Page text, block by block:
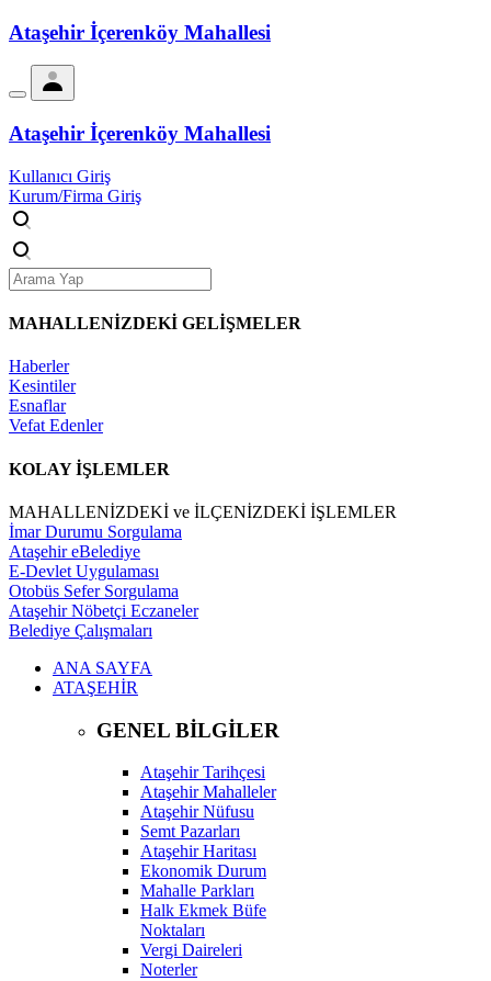
Ataşehir İçerenköy Mahallesi
Ataşehir İçerenköy Mahallesi
Kullanıcı Giriş
Kurum/Firma Giriş
MAHALLENİZDEKİ GELİŞMELER
Haberler
Kesintiler
Esnaflar
Vefat Edenler
KOLAY İŞLEMLER
MAHALLENİZDEKİ ve İLÇENİZDEKİ İŞLEMLER
İmar Durumu Sorgulama
Ataşehir eBelediye
E-Devlet Uygulaması
Otobüs Sefer Sorgulama
Ataşehir Nöbetçi Eczaneler
Belediye Çalışmaları
ANA SAYFA
ATAŞEHİR
GENEL BİLGİLER
Ataşehir Tarihçesi
Ataşehir Mahalleler
Ataşehir Nüfusu
Semt Pazarları
Ataşehir Haritası
Ekonomik Durum
Mahalle Parkları
Halk Ekmek Büfe
Noktaları
Vergi Daireleri
Noterler